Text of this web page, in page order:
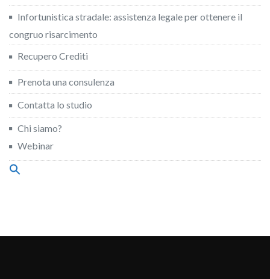
Infortunistica stradale: assistenza legale per ottenere il
congruo risarcimento
Recupero Crediti
Prenota una consulenza
Contatta lo studio
Chi siamo?
Webinar
Search